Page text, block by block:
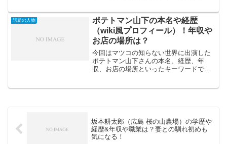
ずオーストラリアに渡り活動する福田雄
介さんはどんな方なのでし...
話題の人物
ポテトマン山下の本名や経歴
（wiki風プロフィール）！年収や
お店の場所は？
今回はマツコの知らない世界に出演した
ポテトマン山下さんの本名、経歴、年
収、お店の場所といったキーワードで調
坂本耕太郎（広島 桜の山農場）の学歴や
経歴&年収や職業は？妻との馴れ初めも
気になる！